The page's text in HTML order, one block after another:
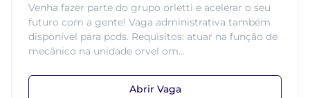
Venha fazer parte do grupo orletti e acelerar o seu
futuro com a gente! Vaga administrativa também
disponível para pcds. Requisitos: atuar na função de
mecânico na unidade orvel om...
Abrir Vaga